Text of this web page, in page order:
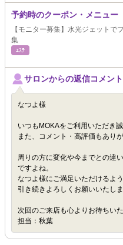
予約時のクーポン・メニュー
【モニター募集】水光ジェット
集
ｴｽﾃ
サロンからの返信コメント
なつよ様
いつもMOKAをご利用いただき
また、コメント・高評価もあり
周りの方に変化や今までとの違
ですよね。
なつよ様にご満足いただけるよ
引き続きよろしくお願いいたしま
次回のご来店も心よりお待ちい
担当：秋葉